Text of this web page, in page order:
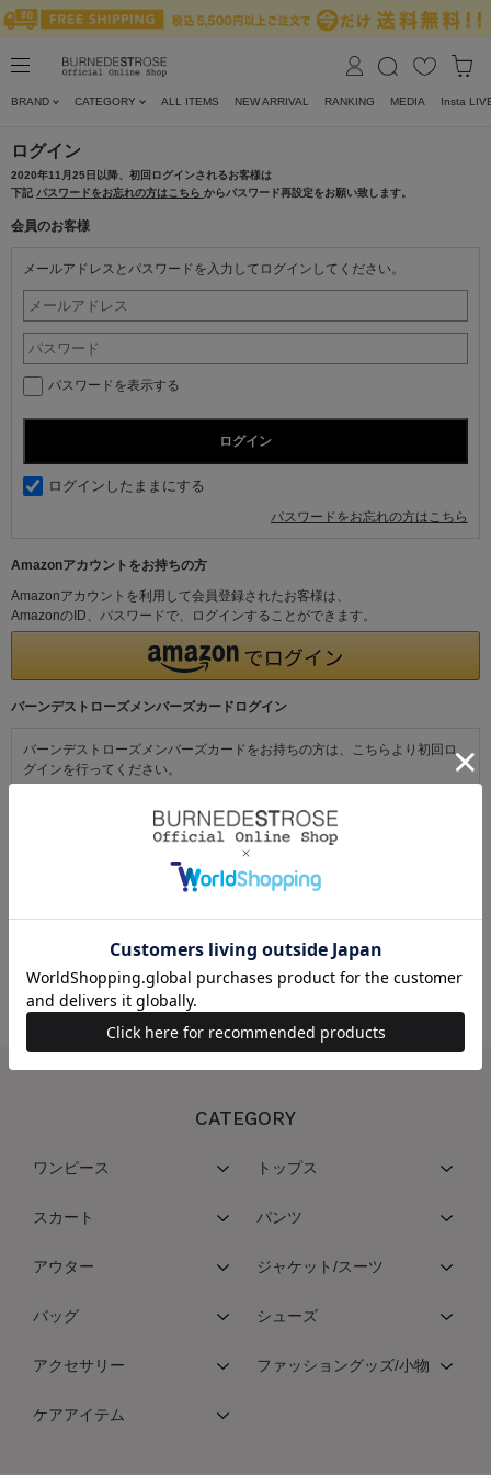
BRAND CATEGORY ALL ITEMS NEW ARRIVAL RANKING MEDIA Insta
ログイン
2020年11月25日以降、初回ログインされるお客様は
下記 パスワードをお忘れの方はこちら からパスワード再設定をお願い致します。
会員のお客様
メールアドレスとパスワードを入力してログインしてください。
パスワードを表示する
ログインしたままにする
パスワードをお忘れの方はこちら
Amazonアカウントをお持ちの方
Amazonアカウントを利用して会員登録されたお客様は、
AmazonのID、パスワードで、ログインすることができます。
バーンデストローズメンバーズカードログイン
バーンデストローズメンバーズカードをお持ちの方は、こちらより初回ロ
グインを行ってください。
初めてご利用の方・会員以外の方
初めてご利用のお客様は、こちらから会員登録を行ってください。
うになります。
CATEGORY
ワンピース トップス
スカート パンツ
アウター ジャケット/スーツ
バッグ シューズ
アクセサリー ファッショングッズ/小物
ケアアイテム